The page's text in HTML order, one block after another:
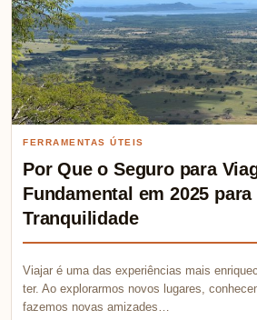
FERRAMENTAS ÚTEIS
Por Que o Seguro para
Fundamental em 2025
Tranquilidade
Viajar é uma das experiências mais
ter. Ao explorarmos novos lugares,
fazemos novas amizades…